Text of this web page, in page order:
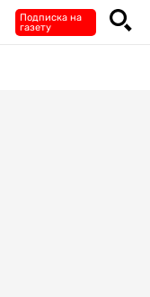
Подписка на
газету